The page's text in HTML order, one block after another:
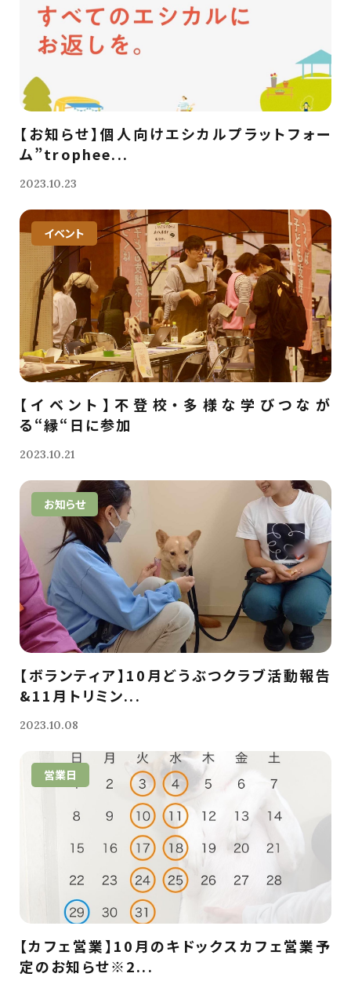
【お知らせ】個人向けエシカルプラットフォー
ム”trophee...
2023.10.23
イベント
【イベント】不登校・多様な学びつなが
る“縁“日に参加
2023.10.21
お知らせ
【ボランティア】10月どうぶつクラブ活動報告
&11月トリミン...
2023.10.08
営業日
【カフェ営業】10月のキドックスカフェ営業予
定のお知らせ※2...